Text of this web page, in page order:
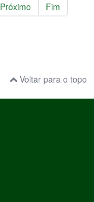
Próximo Fim
Voltar para o topo